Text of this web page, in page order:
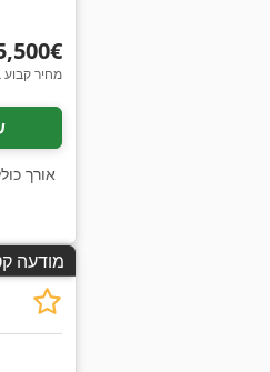
‏15,500 ‏€
מחיר
, אורך
מודעה